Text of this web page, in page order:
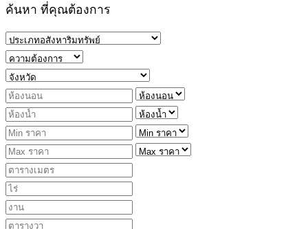
ค้นหา ที่คุณต้องการ